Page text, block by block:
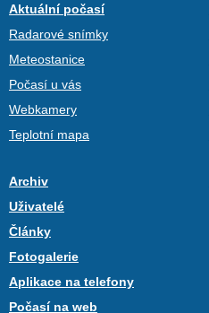
Aktuální počasí
Radarové snímky
Meteostanice
Počasí u vás
Webkamery
Teplotní mapa
Archiv
Uživatelé
Články
Fotogalerie
Aplikace na telefony
Počasí na web